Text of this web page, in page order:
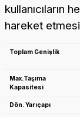
kullanıcıların
hareket
Toplam Genişlik
Max.Taşıma
Kapasitesi
Dön. Yarıçapı